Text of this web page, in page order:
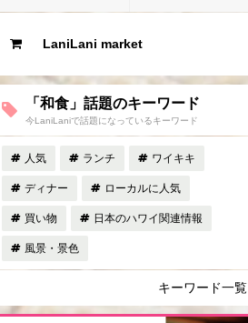
LaniLani market
「和食」話題のキーワード
今LaniLaniで話題になっているキーワード
人気 ランチ ワイキキ
ディナー ローカルに人気
買い物 日本のハワイ関連情報
風景・景色
キーワード一覧